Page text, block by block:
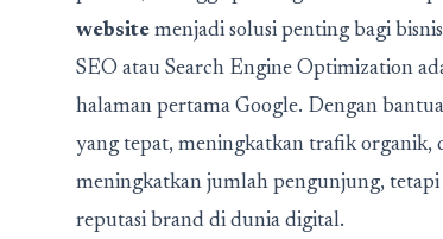
website menjadi solusi penting bagi
SEO atau Search Engine Optimization
halaman pertama Google. Dengan
yang tepat, meningkatkan trafik organik,
meningkatkan jumlah pengunjung,
reputasi brand di dunia digital.